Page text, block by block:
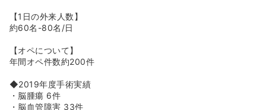
【1日の外来人数】
約60名-80名/日
【オペについて】
年間オペ件数約200件
◆2019年度手術実績
・脳腫瘍 6件
・脳血管障害 33件